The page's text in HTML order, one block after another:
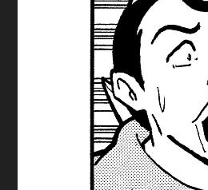
超人総選挙
新超人募集